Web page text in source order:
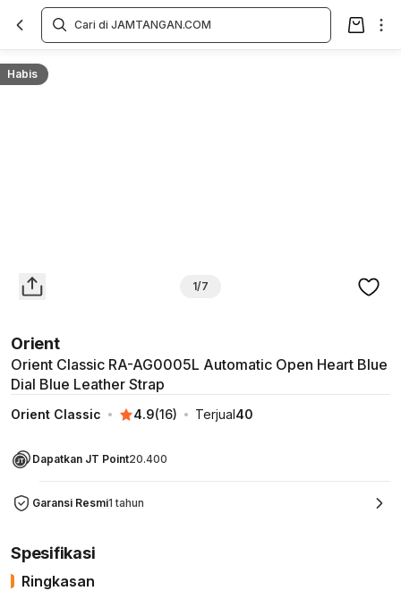
Habis
1/7
Orient
Orient Classic RA-AG0005L Automatic Open Heart Blue
Dial Blue Leather Strap
Orient Classic 4.9(16) Terjual40
Dapatkan JT Point20.400
Garansi Resmi1 tahun
Overview
Spesifikasi
Ringkasan